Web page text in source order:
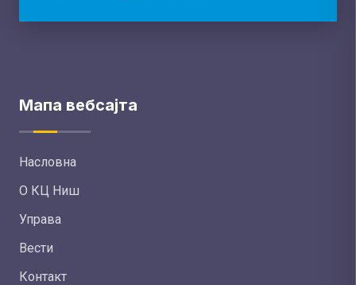
Мапа вебсајта
Насловна
О КЦ Ниш
Управа
Вести
Контакт